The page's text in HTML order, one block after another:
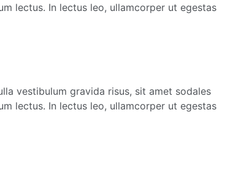
lectus. In lectus leo, ullamcorper ut egestas
vestibulum gravida risus, sit amet sodales
lectus. In lectus leo, ullamcorper ut egestas